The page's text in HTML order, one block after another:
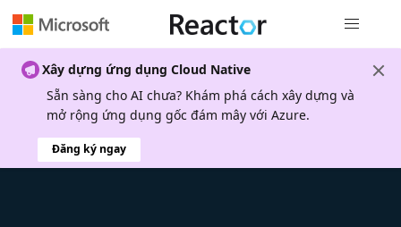
Xây dựng ứng dụng Cloud Native
Sẵn sàng cho AI chưa? Khám phá cách xây dựng và
mở rộng ứng dụng gốc đám mây với Azure.
Đăng ký ngay